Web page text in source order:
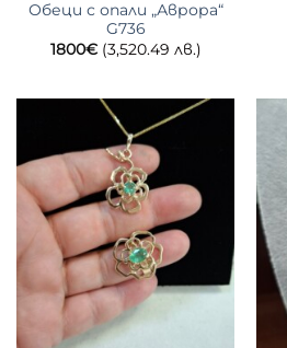
Обеци с опали „Аврора“
G736
1800€ (3,520.49 лв.)